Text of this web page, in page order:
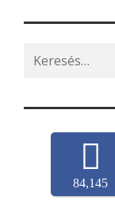
Search
for:
84,145